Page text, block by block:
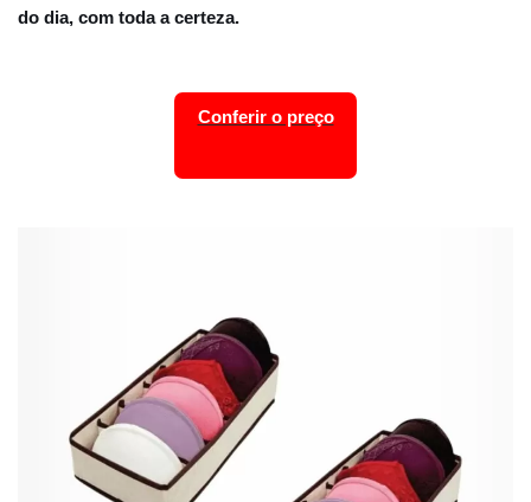
do dia, com toda a certeza.
Conferir o preço